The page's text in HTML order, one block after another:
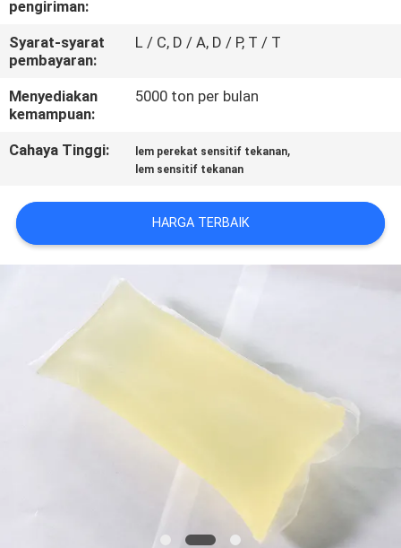
KASUS-
KASUS
PERMINTAAN
PENAWARAN
SITEMAP
KEBIJAKAN
PRIVASI
pengiriman:
Syarat-syarat
pembayaran:
L / C, D / A, D / P, T / T
Menyediakan
kemampuan:
5000 ton per bulan
Cahaya Tinggi: lem perekat sensitif tekanan,
lem sensitif tekanan
HARGA TERBAIK